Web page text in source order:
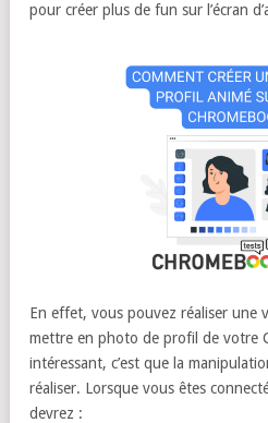
pour créer plus de fun sur l’écran
En effet, vous pouvez réaliser une
mettre en photo de profil de votre
intéressant, c’est que la
réaliser. Lorsque vous êtes
devrez :